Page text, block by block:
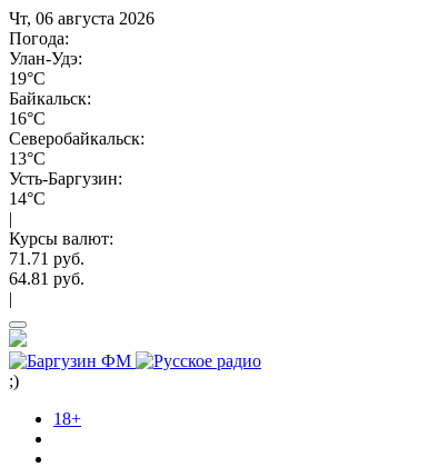
Чт, 06 августа 2026
Погода:
Улан-Удэ:
19°C
Байкальск:
16°C
Северобайкальск:
13°C
Усть-Баргузин:
14°C
|
Курсы валют:
71.71 руб.
64.81 руб.
|
;)
18+